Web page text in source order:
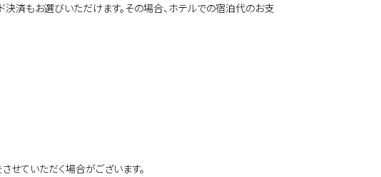
済もお選びいただけます。その場合、ホテルでの宿泊代のお支
ていただく場合がございます。